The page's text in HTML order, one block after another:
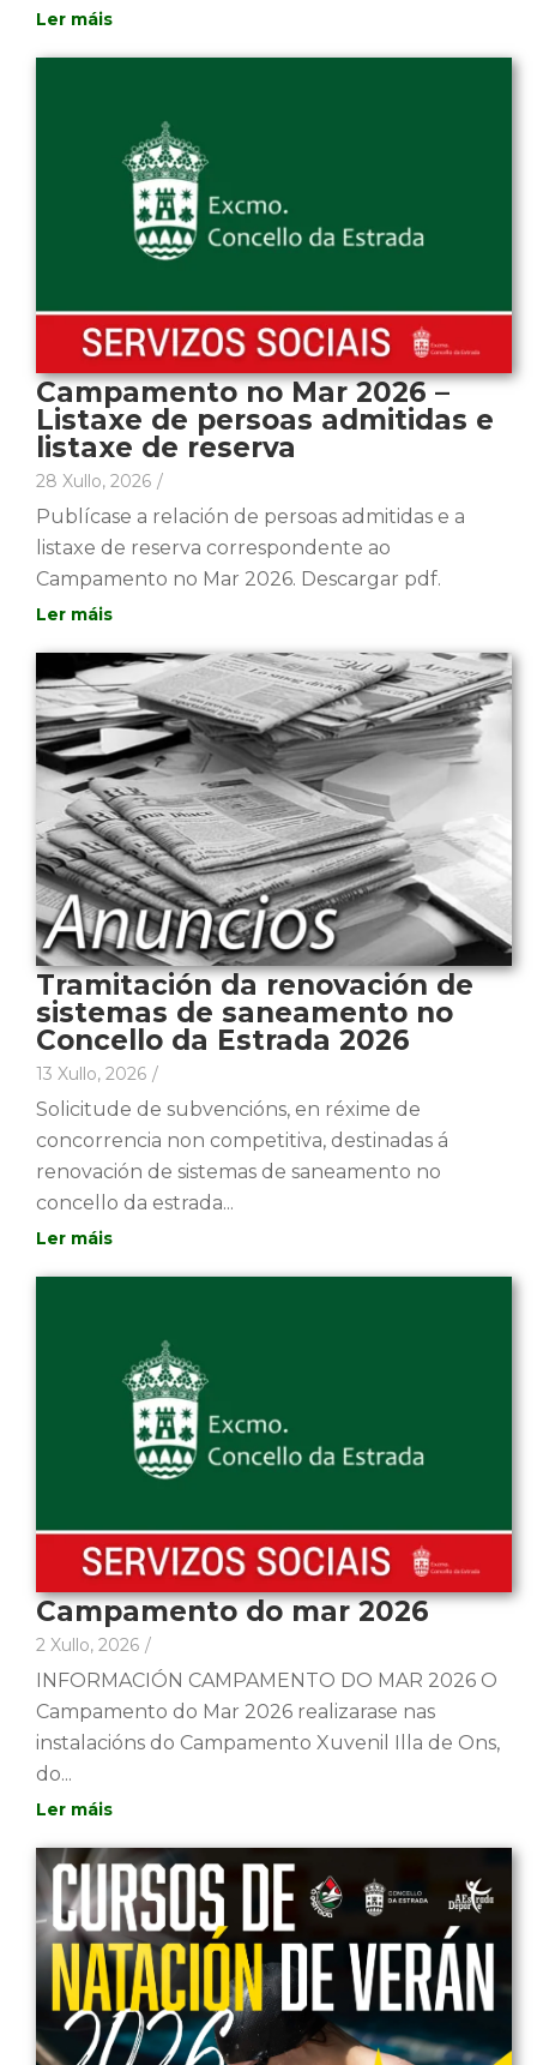
Campamento no Mar 2026 –
Listaxe de persoas admitidas e
listaxe de reserva
28 Xullo, 2026 /
Publícase a relación de persoas admitidas e a
listaxe de reserva correspondente ao
Campamento no Mar 2026. Descargar pdf.
Tramitación da renovación de
sistemas de saneamento no
Concello da Estrada 2026
13 Xullo, 2026 /
Solicitude de subvencións, en réxime de
concorrencia non competitiva, destinadas á
renovación de sistemas de saneamento no
concello da estrada...
Campamento do mar 2026
2 Xullo, 2026 /
INFORMACIÓN CAMPAMENTO DO MAR 2026 O
Campamento do Mar 2026 realizarase nas
instalacións do Campamento Xuvenil Illa de Ons,
do...